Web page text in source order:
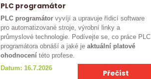
PLC programátor
PLC programátor vyvíjí a upravuje řídicí software
pro automatizované stroje, výrobní linky a
průmyslové technologie. Podívejte se, co práce PLC
programátora obnáší a jaké je aktuální platové
ohodnocení této profese.
Datum: 16.7.2026
Přečíst